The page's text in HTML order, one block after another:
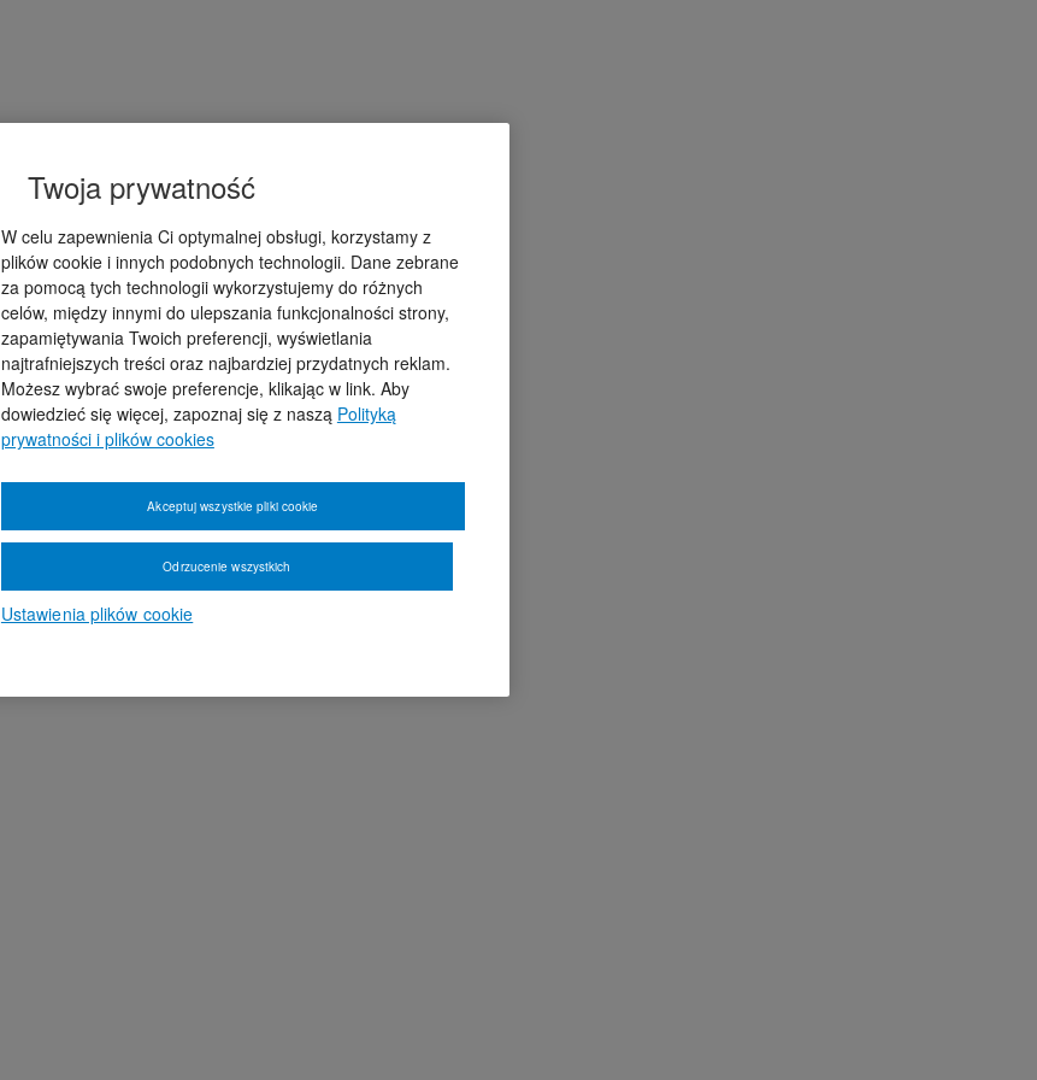
Twoja prywatność
W celu zapewnienia Ci optymalnej obsługi, korzystamy z
plików cookie i innych podobnych technologii. Dane zebrane
za pomocą tych technologii wykorzystujemy do różnych
celów, między innymi do ulepszania funkcjonalności strony,
zapamiętywania Twoich preferencji, wyświetlania
najtrafniejszych treści oraz najbardziej przydatnych reklam.
Możesz wybrać swoje preferencje, klikając w link. Aby
dowiedzieć się więcej, zapoznaj się z naszą Polityką
prywatności i plików cookies
Ustawienia plików cookie
Odrzucenie wszystkich
Akceptuj wszystkie pliki cookie